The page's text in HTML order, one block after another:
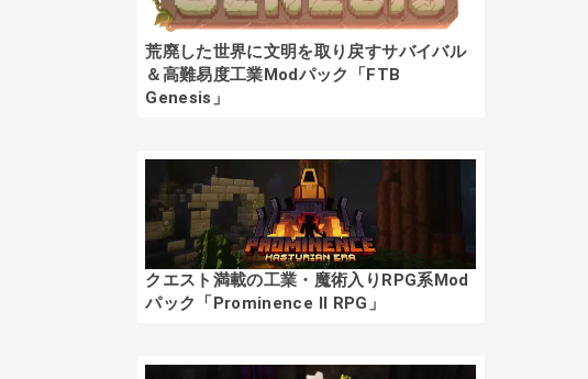
荒廃した世界に文明を取り戻すサバイバル
＆高難易度工業Modパック「FTB
Genesis」
クエスト満載の工業・魔術入りRPG系Mod
パック「Prominence II RPG」